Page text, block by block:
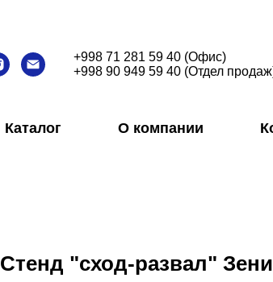
+998 71 281 59 40 (Офис)
+998 90 949 59 40 (Отдел
Каталог О компании
Стенд "сход-развал"